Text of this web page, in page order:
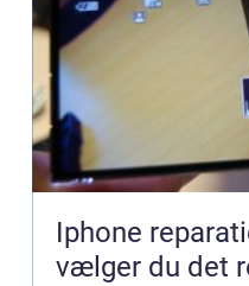
Iphone reparation
vælger du det